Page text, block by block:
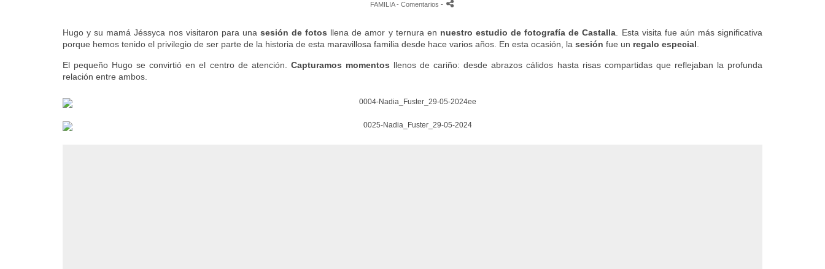
FAMILIA- Comentarios -
Hugo y su mamá Jéssyca nos visitaron para una sesión de fotos llena de amor y ternura en nuestro estudio de fotografía de Castalla . Esta visita fue aún más significativa
porque hemos tenido el privilegio de ser parte de la historia de esta maravillosa familia desde hace varios años. En esta ocasión, la sesión fue un regalo especial
El pequeño Hugo se convirtió en el centro de atención. Capturamos momentos llenos de cariño: desde abrazos cálidos hasta risas compartidas que reflejaban la profunda
relación entre ambos.